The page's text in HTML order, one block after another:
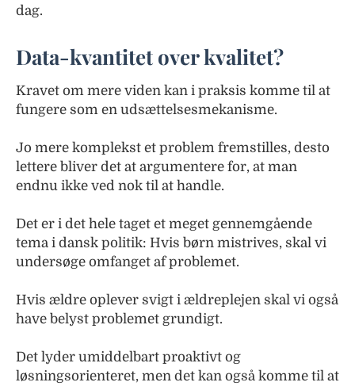
dag.
Data-kvantitet over kvalitet?
Kravet om mere viden kan i praksis komme til at
fungere som en udsættelsesmekanisme.
Jo mere komplekst et problem fremstilles, desto
lettere bliver det at argumentere for, at man
endnu ikke ved nok til at handle.
Det er i det hele taget et meget gennemgående
tema i dansk politik: Hvis børn mistrives, skal vi
undersøge omfanget af problemet.
Hvis ældre oplever svigt i ældreplejen skal vi også
have belyst problemet grundigt.
Det lyder umiddelbart proaktivt og
løsningsorienteret, men det kan også komme til at